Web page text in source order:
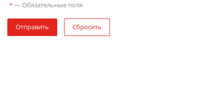
* — Обязательные поля
Отправить Сбросить